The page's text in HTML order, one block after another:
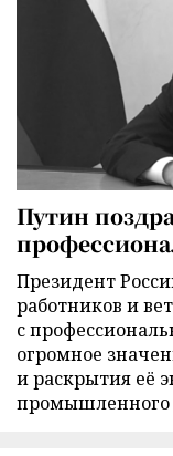
Путин
Президент
работников и
с
огромное
и раскрытия её
промышленного